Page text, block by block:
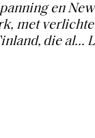
en
met
die al...